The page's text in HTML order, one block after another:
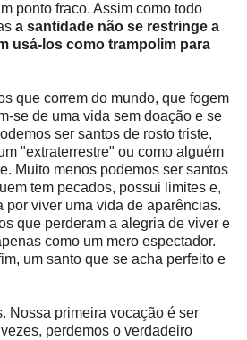
ponto fraco. Assim como todo
a santidade não se restringe a
usá-los como trampolim para
que correm do mundo, que fogem
se de uma vida sem doação e se
ser santos de rosto triste,
"extraterrestre" ou como alguém
Muito menos podemos ser santos
tem pecados, possui limites e,
por viver uma vida de aparências.
que perderam a alegria de viver e
como um mero espectador.
um santo que se acha perfeito e
Nossa primeira vocação é ser
perdemos o verdadeiro